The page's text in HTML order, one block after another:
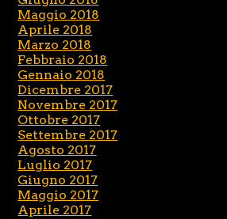
Maggio 2018
Aprile 2018
Marzo 2018
Febbraio 2018
Gennaio 2018
Dicembre 2017
Novembre 2017
Ottobre 2017
Settembre 2017
Agosto 2017
Luglio 2017
Giugno 2017
Maggio 2017
Aprile 2017